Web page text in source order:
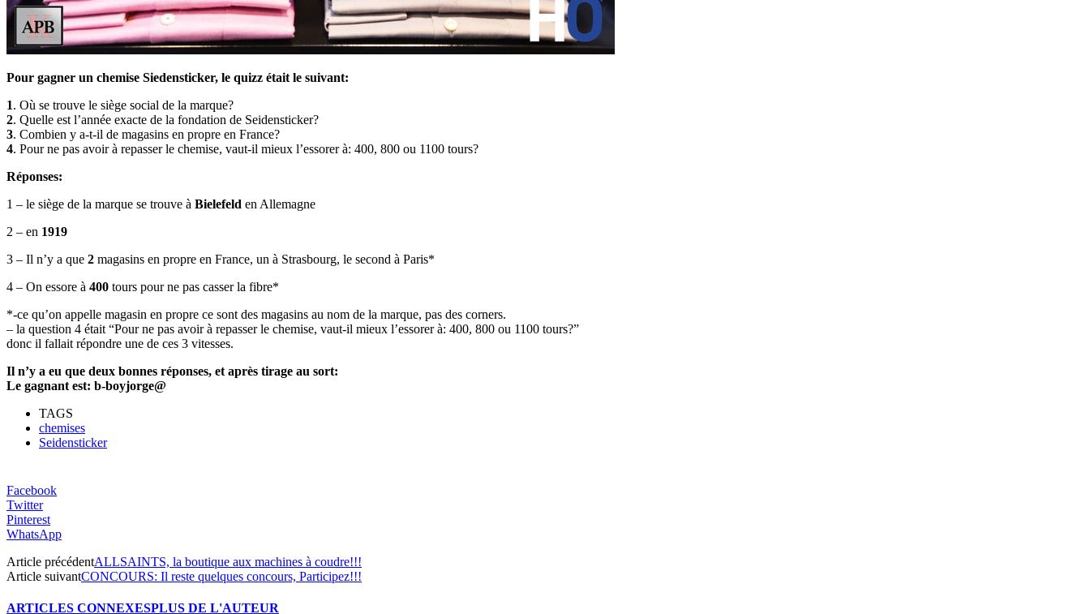
Pour gagner un chemise Siedensticker, le quizz était le suivant:
1. Où se trouve le siège social de la marque?
2. Quelle est l’année exacte de la fondation de Seidensticker?
3. Combien y a-t-il de magasins en propre en France?
4. Pour ne pas avoir à repasser le chemise, vaut-il mieux l’essorer à: 400, 800 ou 1100 tours?
Réponses:
1 – le siège de la marque se trouve à Bielefeld en Allemagne
2 – en 1919
3 – Il n’y a que 2 magasins en propre en France, un à Strasbourg, le second à Paris*
4 – On essore à 400 tours pour ne pas casser la fibre*
*-ce qu’on appelle magasin en propre ce sont des magasins au nom de la marque, pas des corners.
– la question 4 était “Pour ne pas avoir à repasser le chemise, vaut-il mieux l’essorer à: 400, 800 ou 1100 tours?”
donc il fallait répondre une de ces 3 vitesses.
Il n’y a eu que deux bonnes réponses, et après tirage au sort:
Le gagnant est: b-boyjorge@
TAGS
chemises
Seidensticker
Facebook
Twitter
Pinterest
WhatsApp
Article précédentALLSAINTS, la boutique aux machines à coudre!!!
Article suivantCONCOURS: Il reste quelques concours, Participez!!!
ARTICLES CONNEXESPLUS DE L'AUTEUR